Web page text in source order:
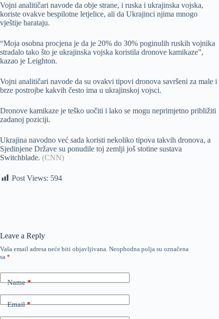
Vojni analitičari navode da obje strane, i ruska i ukrajinska vojska,
koriste ovakve bespilotne letjelice, ali da Ukrajinci njima mnogo
vještije barataju.
“Moja osobna procjena je da je 20% do 30% poginulih ruskih vojnika
stradalo tako što je ukrajinska vojska koristila dronove kamikaze”,
kazao je Leighton.
Vojni analitičari navode da su ovakvi tipovi dronova savršeni za male i
brze postrojbe kakvih često ima u ukrajinskoj vojsci.
Dronove kamikaze je teško uočiti i lako se mogu neprimjetno približiti
zadanoj poziciji.
Ukrajina navodno već sada koristi nekoliko tipova takvih dronova, a
Sjedinjene Države su ponudile toj zemlji još stotine sustava
Switchblade. (CNN)
Post Views: 594
Leave a Reply
Vaša email adresa neće biti objavljivana. Neophodna polja su označena
sa *
Name*
Email*